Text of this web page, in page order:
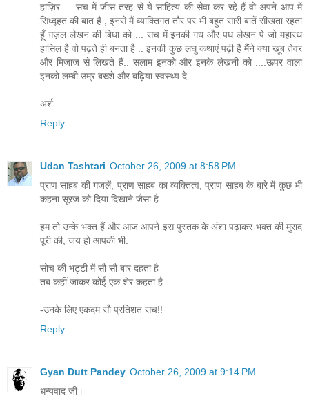
हाज़िर ... सच में जीस तरह से ये साहित्य की सेवा कर रहे हैं वो अपने आप में
सिध्द्हत की बात है , इनसे मैं ब्याक्तिगत तौर पर भी बहुत सारी बातें सीखता रहता
हूँ ग़ज़ल लेखन की बिधा को ... सच में इनकी गध और पध लेखन पे जो महारथ
हासिल है वो पढ़ते ही बनता है .. इनकी कुछ लघु कथाएं पढ़ी है मैंने क्या खूब तेवर
और मिजाज से लिखते हैं.. सलाम इनको और इनके लेखनी को ....ऊपर वाला
इनको लम्बी उम्र बख्शे और बढ़िया स्वस्थ्य दे ...
अर्श
Reply
Udan Tashtari October 26, 2009 at 8:58 PM
प्राण साहब की गज़लें, प्राण साहब का व्यक्तित्व, प्राण साहब के बारे में कुछ भी
कहना सूरज को दिया दिखाने जैसा है.
हम तो उन्के भक्त हैं और आज आपने इस पुस्तक के अंशा पढ़ाकर भक्त की मुराद
पूरी की, जय हो आपकी भी.
सोच की भट्टी में सौ सौ बार दहता है
तब कहीं जाकर कोई एक शेर कहता है
-उनके लिए एकदम सौ प्रतिशत सच!!
Reply
Gyan Dutt Pandey October 26, 2009 at 9:14 PM
धन्यवाद जी।